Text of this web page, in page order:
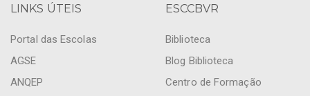
LINKS ÚTEIS
Portal das Escolas
AGSE
ANQEP
ESCCBVR
Biblioteca
Blog Biblioteca
Centro de Formação